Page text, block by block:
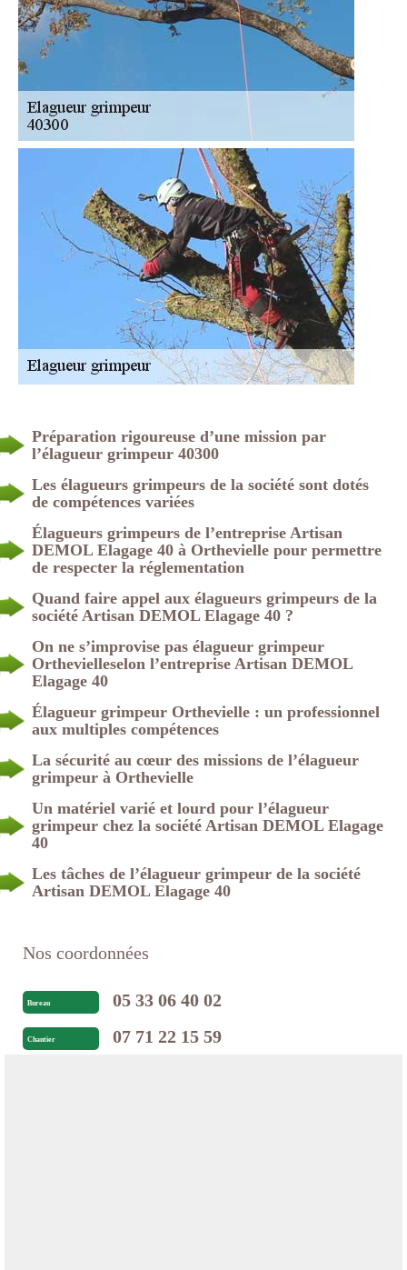
Préparation rigoureuse d’une mission par
l’élagueur grimpeur 40300
Les élagueurs grimpeurs de la société sont dotés
de compétences variées
Élagueurs grimpeurs de l’entreprise Artisan
DEMOL Elagage 40 à Orthevielle pour permettre
de respecter la réglementation
Quand faire appel aux élagueurs grimpeurs de la
société Artisan DEMOL Elagage 40 ?
On ne s’improvise pas élagueur grimpeur
Orthevielleselon l’entreprise Artisan DEMOL
Elagage 40
Élagueur grimpeur Orthevielle : un professionnel
aux multiples compétences
La sécurité au cœur des missions de l’élagueur
grimpeur à Orthevielle
Un matériel varié et lourd pour l’élagueur
grimpeur chez la société Artisan DEMOL Elagage
40
Les tâches de l’élagueur grimpeur de la société
Artisan DEMOL Elagage 40
Nos coordonnées
Bureau 05 33 06 40 02
Chantier 07 71 22 15 59